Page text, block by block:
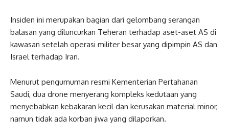
Insiden ini merupakan bagian dari gelombang serangan
balasan yang diluncurkan Teheran terhadap aset-aset AS di
kawasan setelah operasi militer besar yang dipimpin AS dan
Israel terhadap Iran.
Menurut pengumuman resmi Kementerian Pertahanan
Saudi, dua drone menyerang kompleks kedutaan yang
menyebabkan kebakaran kecil dan kerusakan material minor,
namun tidak ada korban jiwa yang dilaporkan.